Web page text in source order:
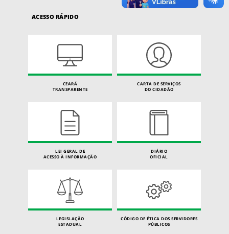
ACESSO RÁPIDO
CEARÁ
TRANSPARENTE
CARTA DE SERVIÇOS
DO CIDADÃO
LEI GERAL DE
ACESSO À INFORMAÇÃO
DIÁRIO
OFICIAL
LEGISLAÇÃO
ESTADUAL
CÓDIGO DE ÉTICA DOS SERVIDORES
PÚBLICOS